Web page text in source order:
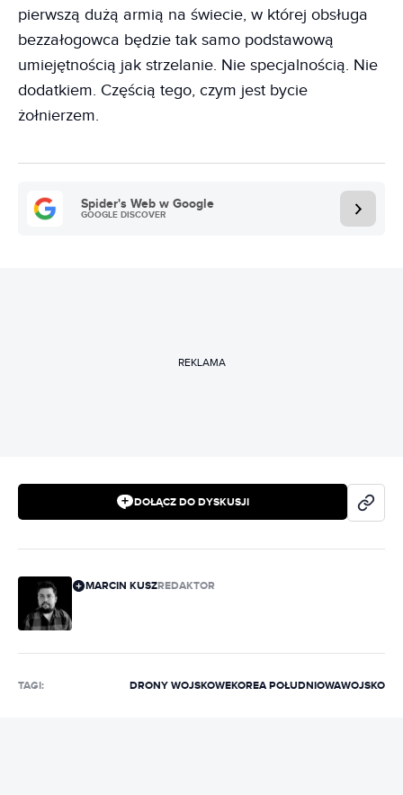
pierwszą dużą armią na świecie, w której obsługa
bezzałogowca będzie tak samo podstawową
umiejętnością jak strzelanie. Nie specjalnością. Nie
dodatkiem. Częścią tego, czym jest bycie
żołnierzem.
Spider's Web w Google
GOOGLE DISCOVER
REKLAMA
DOŁĄCZ DO DYSKUSJI
MARCIN KUSZREDAKTOR
TAGI: DRONY WOJSKOWEKOREA POŁUDNIOWAWOJSKO